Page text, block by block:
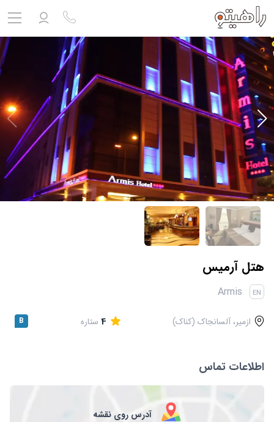
مشاهده پروفایل
خروج
ورود به حساب کاربری
حساب کاربری ندارید؟ ثبت نام
ثبت نام آژانس
بلیط هواپیما
تور
هتل آرمیس
EN
Armis
ازمیر، آلسانجاک (کناک) 4 ستاره B
اطلاعات تماس
آدرس روی نقشه